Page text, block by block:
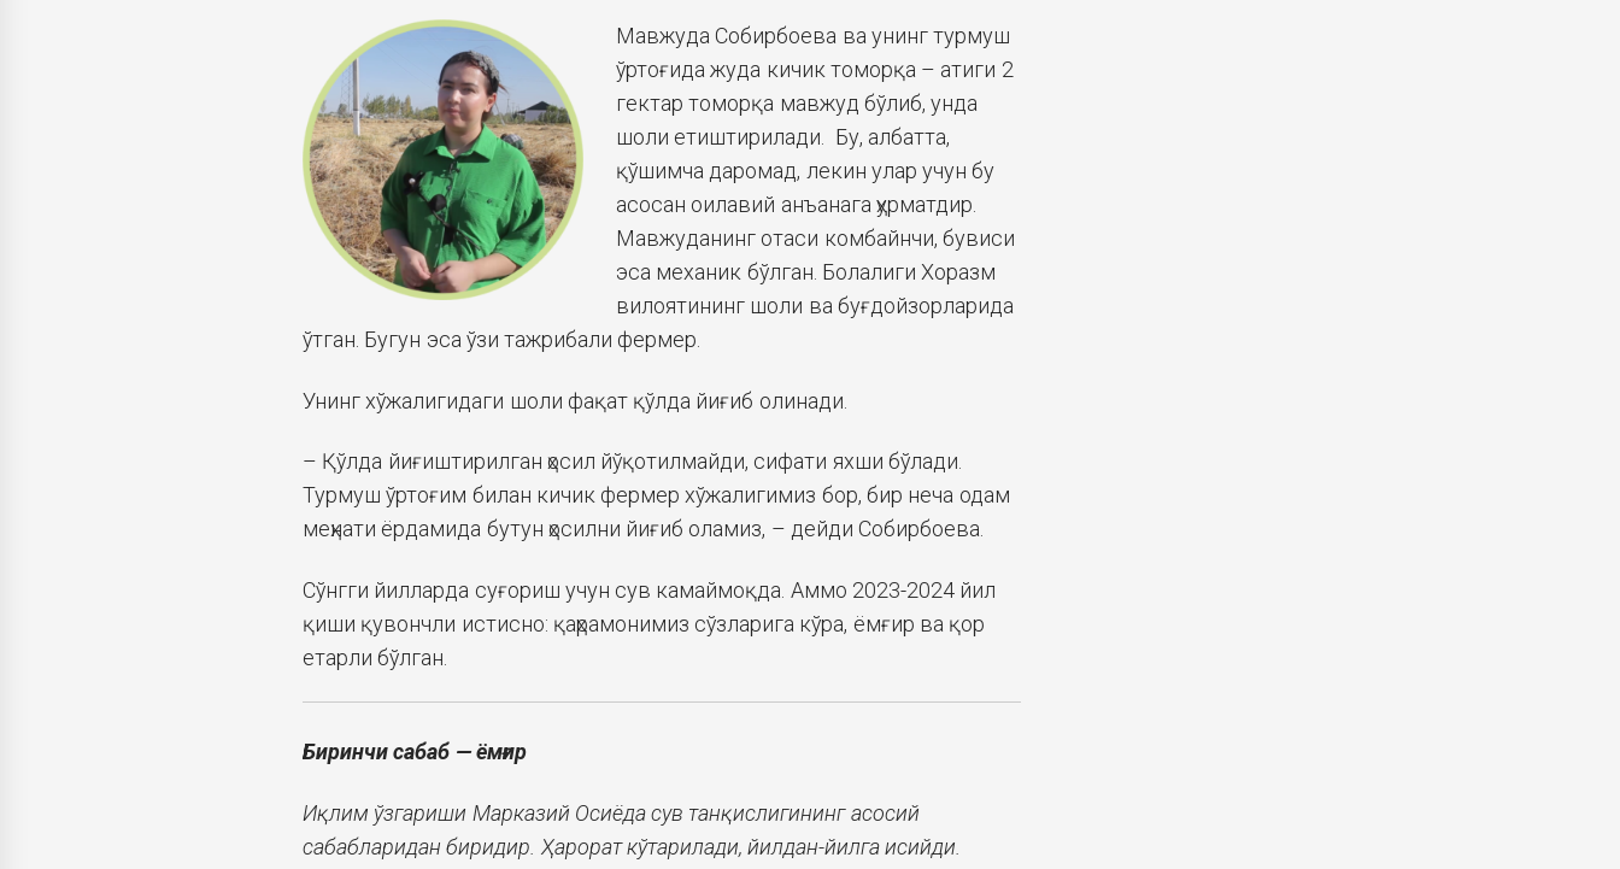
Мавжуда Собирбоева ва унинг турмуш
ўртоғида жуда кичик томорқа – атиги 2
гектар томорқа мавжуд бўлиб, унда
шоли етиштирилади. Бу, албатта,
қўшимча даромад, лекин улар учун бу
асосан оилавий анъанага ҳурматдир.
Мавжуданинг отаси комбайнчи, бувиси
эса механик бўлган. Болалиги Хоразм
вилоятининг шоли ва буғдойзорларида
ўтган. Бугун эса ўзи тажрибали фермер.
Унинг хўжалигидаги шоли фақат қўлда йиғиб олинади.
– Қўлда йиғиштирилган ҳосил йўқотилмайди, сифати яхши бўлади.
Турмуш ўртоғим билан кичик фермер хўжалигимиз бор, бир неча одам
меҳнати ёрдамида бутун ҳосилни йиғиб оламиз, – дейди Собирбоева.
Сўнгги йилларда суғориш учун сув камаймоқда. Аммо 2023-2024 йил
қиши қувончли истисно: қаҳрамонимиз сўзларига кўра, ёмғир ва қор
етарли бўлган.
Биринчи сабаб — ёмғир
Иқлим ўзгариши Марказий Осиёда сув танқислигининг асосий
сабабларидан биридир. Ҳарорат кўтарилади, йилдан-йилга исийди.